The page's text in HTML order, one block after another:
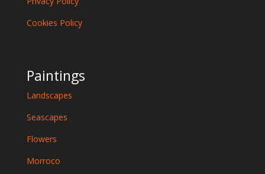
Cookies Policy
Paintings
Landscapes
Seascapes
Flowers
Morroco